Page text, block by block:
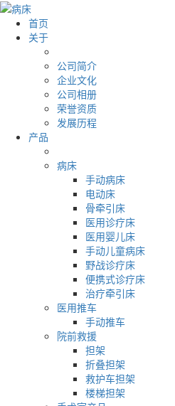
首页
关于
公司简介
企业文化
公司相册
荣誉资质
发展历程
产品
病床
手动病床
电动床
骨牵引床
医用诊疗床
医用婴儿床
手动儿童病床
野战诊疗床
便携式诊疗床
治疗牵引床
医用推车
手动推车
院前救援
担架
折叠担架
救护车担架
楼梯担架